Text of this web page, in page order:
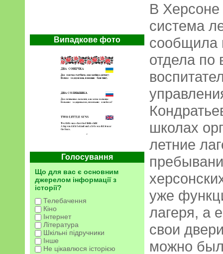
Випадкове фото
Голосування
Що для вас є основним
джерелом інформації з
історії?
Телебачення
Кіно
Інтернет
Література
Шкільні підручники
Інше
Не цікавлюся історією
В Херсоне
система
сообщила
отдела по
школах
летние
уже
лагеря, а
свои
можно